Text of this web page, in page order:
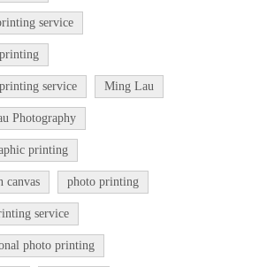
service
service Ming Lau
Photography
printing
canvas photo printing
service
photo printing